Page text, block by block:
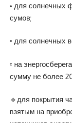
▫️ для солнечных
сумов;
▫️ для солнечных
▫️ на
сумму не более
🔹для покрытия
взятым на